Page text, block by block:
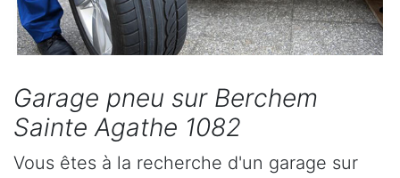
Garage pneu sur Berchem
Sainte Agathe 1082
Vous êtes à la recherche d'un garage sur